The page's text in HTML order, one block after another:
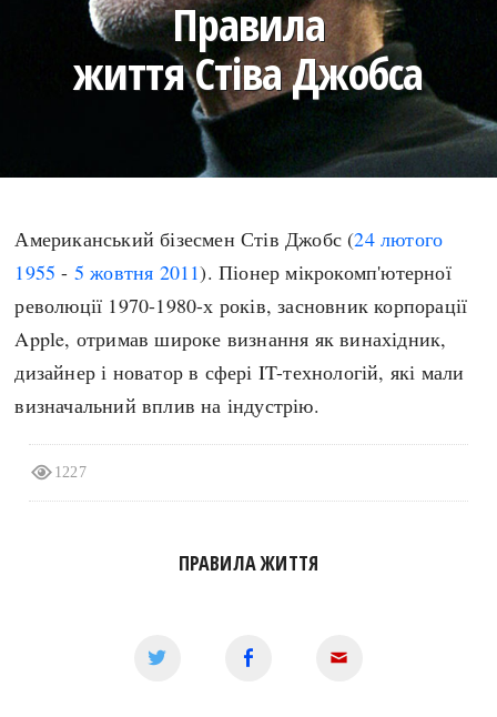
search
СЬОГОДНІ
ПРАВИЛА ЖИТТЯ
ВИ (НЕ) ЗНАЛИ
ПОДКАСТИ
КАРТИ
НОТА БЕНЕ
ФОТОІСТОРІЇ
ІНФОГРАФІКА
ПРЯМА МОВА
МОЯ ІСТОРІЯ
Рубрики
Культура і мистецтво
Українська революція
Правила
життя Стіва Джобса
Американський бізесмен Стів Джобс (24 лютого
1955 - 5 жовтня 2011). Піонер мікрокомп'ютерної
революції 1970-1980-х років, засновник корпорації
Apple, отримав широке визнання як винахідник,
дизайнер і новатор в сфері IT-технологій, які мали
визначальний вплив на індустрію.
1227
ПРАВИЛА ЖИТТЯ